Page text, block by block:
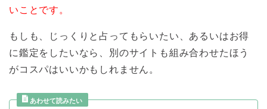
いことです。
もしも、じっくりと占ってもらいたい、あるいはお得
に鑑定をしたいなら、別のサイトも組み合わせたほう
がコスパはいいかもしれません。